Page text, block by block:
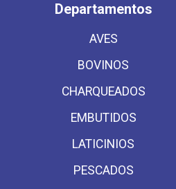
Departamentos
AVES
BOVINOS
CHARQUEADOS
EMBUTIDOS
LATICINIOS
PESCADOS